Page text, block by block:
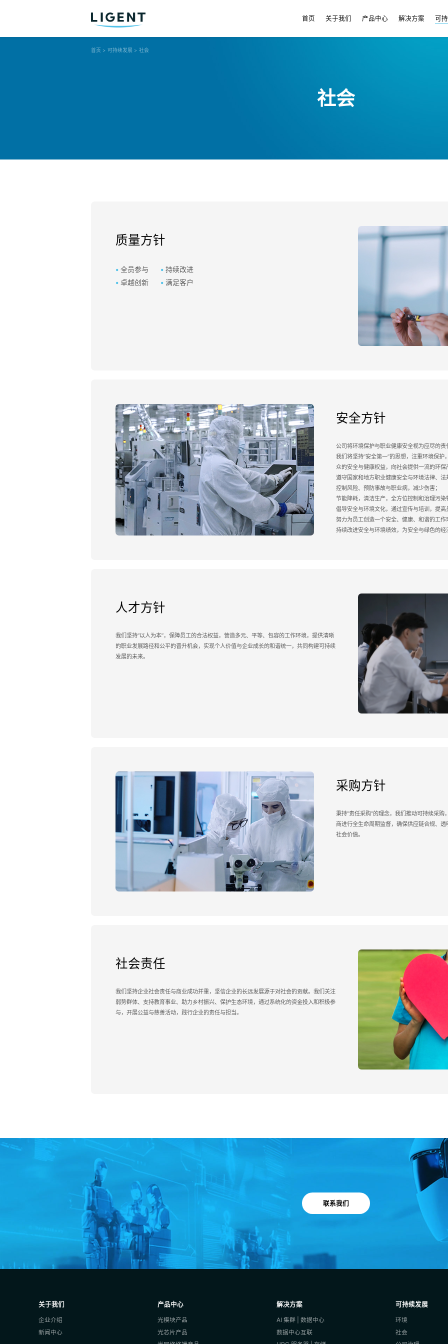
首页 关于我们 产品中心 解决方案 可
首页 > 可持续发展 > 社会
社会
质量方针
• 全员参与 • 持续改进
• 卓越创新 • 满足客户
安全方针
公司将环境保护与职业健康安全视为应尽的责
我们将坚持“安全第一”的思想，注重环境保
众的安全与健康权益，向社会提供一流的环
遵守国家和地方职业健康安全与环境法律、
控制风险、预防事故与职业病，减少伤害；
节能降耗，清洁生产，全方位控制和治理污染
倡导安全与环境文化，通过宣传与培训，提
努力为员工创造一个安全、健康、和谐的工作
持续改进安全与环境绩效，为安全与绿色的
人才方针
我们坚持“以人为本”，保障员工的合法权益，营造多元、平等、包容的工作环境，提供清晰
的职业发展路径和公平的晋升机会，实现个人价值与企业成长的和谐统一，共同构建可持续
发展的未来。
采购方针
秉持“责任采购”的理念，我们推动可持续采
商进行全生命周期监督，确保供应链合规、
社会价值。
社会责任
我们坚持企业社会责任与商业成功并重，坚信企业的长远发展源于对社会的贡献。我们关注
弱势群体、支持教育事业、助力乡村振兴、保护生态环境，通过系统化的资金投入和积极参
与，开展公益与慈善活动，践行企业的责任与担当。
联系我们
关于我们
企业介绍
新闻中心
产品中心
光模块产品
光芯片产品
解决方案
AI 集群 | 数据中心
数据中心互联
可持续发展
环境
社会